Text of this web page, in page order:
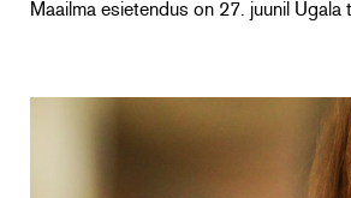
Maailma esietendus on 27. juunil Ugala